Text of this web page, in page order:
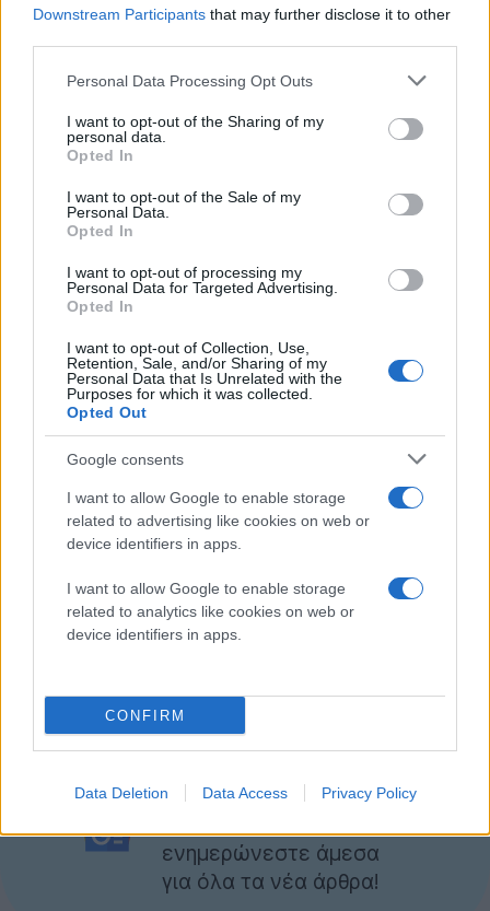
Downstream Participants that may further disclose it to other
Please note that this website/app uses one or more Google
not limited to your visit or usage behaviour. You may click to
grant or deny consent to Google and its third-party tags to
use your data for below specified purposes in below Google
consent section.
Personal Data Processing Opt Outs
I want to opt-out of the Sharing of my
personal data.
Opted In
I want to opt-out of the Sale of my
Personal Data.
Opted In
I want to opt-out of processing my
Personal Data for Targeted Advertising.
Opted In
I want to opt-out of Collection, Use,
Retention, Sale, and/or Sharing of my
Personal Data that Is Unrelated with the
Purposes for which it was collected.
Opted Out
Google consents
I want to allow Google to enable storage
related to advertising like cookies on web or
device identifiers in apps.
I want to allow Google to enable storage
related to analytics like cookies on web or
device identifiers in apps.
CONFIRM
Data Deletion Data Access Privacy Policy
Το νέο μπλοκάρισμα έγινε χωρίς καμία προειδοποίηση
και μάλιστα οι υπεύθυνοι της Google αναφέρουν ότι
από την πλευρά τους δεν υπάρχει κανένα πρόβλημα
υποστήριξης (servers, DNS κλπ.), ενώ έχει
παρατηρηθεί μεγάλη πτώση και στις ταχύτητες
Τριτοκοσμικές πρακτικές για να μην υπάρχει
ψηφοφόρους; Το σίγουρο είναι ότι για ακόμα μία φορά
εν έτει 2012 πληγώνεται η κεκτημένη (;) ελευθερία
[viaBloomberg
Techgear.gr στο Google
ενημερώνεστε άμεσα
για όλα τα νέα άρθρα!